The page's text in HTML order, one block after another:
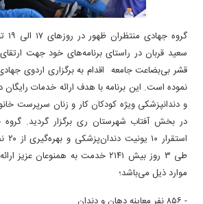
گروه
سعید قربان در راستای برنامه‌های خود جهت
قشر بی‌بضاعت جامعه اقدام به برگزاری اردوی جهادی
نموده است. این برنامه با هدف ارائه خدمات رایگان
و دندانپزشکی ویژه کودکان کار و زنان سرپرست
در بخش آفتاب شهرستان ری برگزار گردید. گروه
استقرار
طی ۳ روز بیش ۲۱۴۱ خدمت به همنوعان
موارد ذیل می‌باشد؛